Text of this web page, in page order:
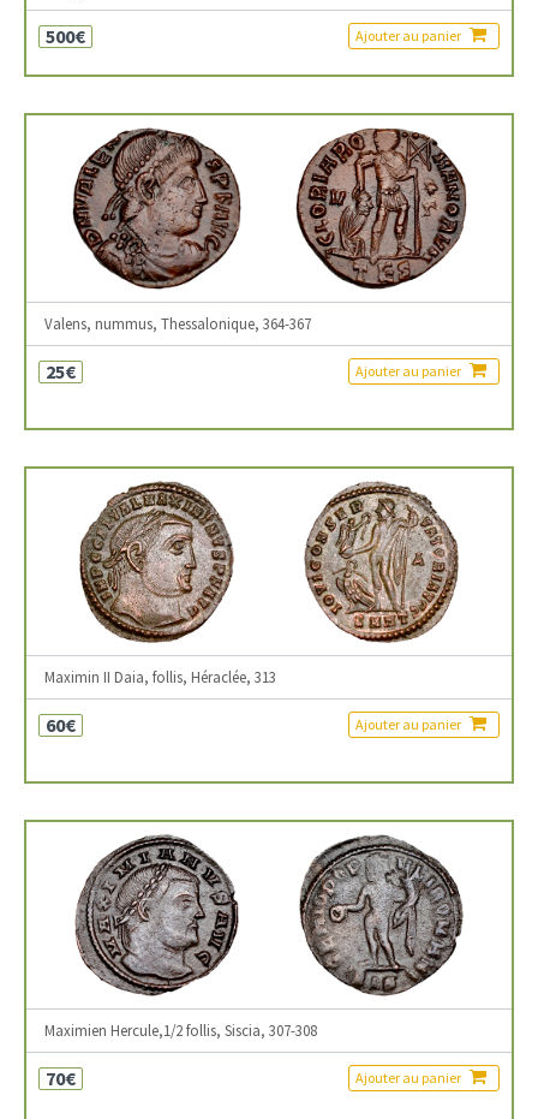
500€ Ajouter au panier
Valens, nummus, Thessalonique, 364-367
25€ Ajouter au panier
Maximin II Daia, follis, Héraclée, 313
60€ Ajouter au panier
Maximien Hercule,1/2 follis, Siscia, 307-308
70€ Ajouter au panier